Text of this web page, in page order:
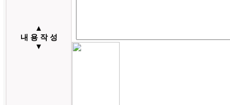
▲
내 용 작 성
▼